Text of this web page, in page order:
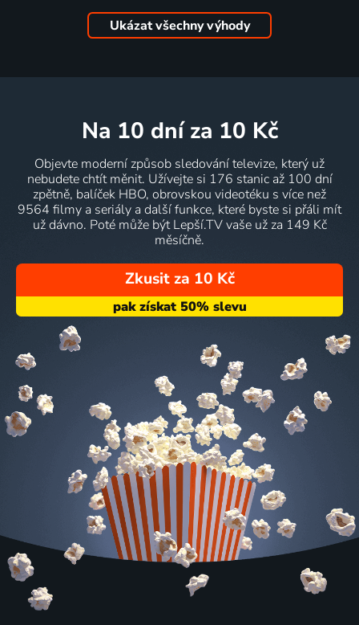
Ukázat všechny výhody
na 10 dní za 10 Kč
Objevte moderní způsob sledování televize, který už
nebudete chtít měnit. Užívejte si 176 stanic až 100 dní
zpětně, balíček HBO, obrovskou videotéku s více než
9564 filmy a seriály a další funkce, které byste si přáli mít
už dávno. Poté může být Lepší.TV vaše už za 149 Kč
měsíčně.
Zkusit za 10 Kč